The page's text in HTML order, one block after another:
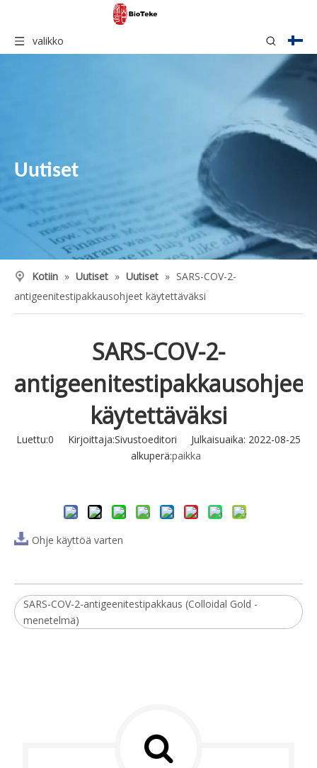
valikko
Uutiset
Kotiin » Uutiset » Uutiset » SARS-COV-2-
antigeenitestipakkausohjeet käytettäväksi
SARS-COV-2-
antigeenitestipakkausohjeet
käytettäväksi
Luettu:0 Kirjoittaja:Sivustoeditori Julkaisuaika: 2022-08-25
alkuperä:paikka
Ohje käyttöä varten
SARS-COV-2-antigeenitestipakkaus (Colloidal Gold -
menetelmä)